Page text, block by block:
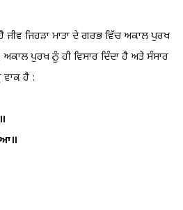
ਜੀਵ ਜਿਹੜਾ ਮਾਤਾ ਦੇ ਗਰਭ ਵਿੱਚ ਅਕਾਲ ਪੁਰਖ
ਪੁਰਖ ਨੂੰ ਹੀ ਵਿਸਾਰ ਦਿੰਦਾ ਹੈ ਅਤੇ ਸੰਸਾਰ
ਵਾਕ ਹੈ :